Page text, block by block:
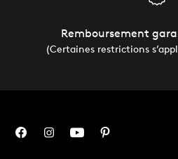
Remboursement
(Certaines restrictions